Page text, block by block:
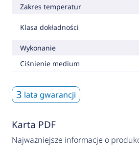
Zakres temperatur
Klasa dokładności
Wykonanie
Ciśnienie medium
3 lata gwarancji
Karta PDF
Najważniejsze informacje o